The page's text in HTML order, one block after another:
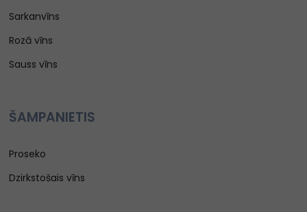
Sarkanvīns
Rozā vīns
Sauss vīns
ŠAMPANIETIS
Proseko
Dzirkstošais vīns